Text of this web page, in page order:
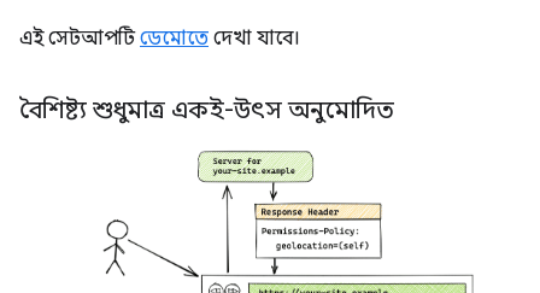
এই সেটআপটিডেমোতে দেখা যাবে।
বৈশিষ্ট্য শুধুমাত্র একই-উৎস অনুমোদিত